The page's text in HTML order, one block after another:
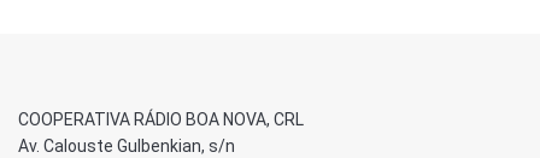
COOPERATIVA RÁDIO BOA NOVA, CRL
Av. Calouste Gulbenkian, s/n